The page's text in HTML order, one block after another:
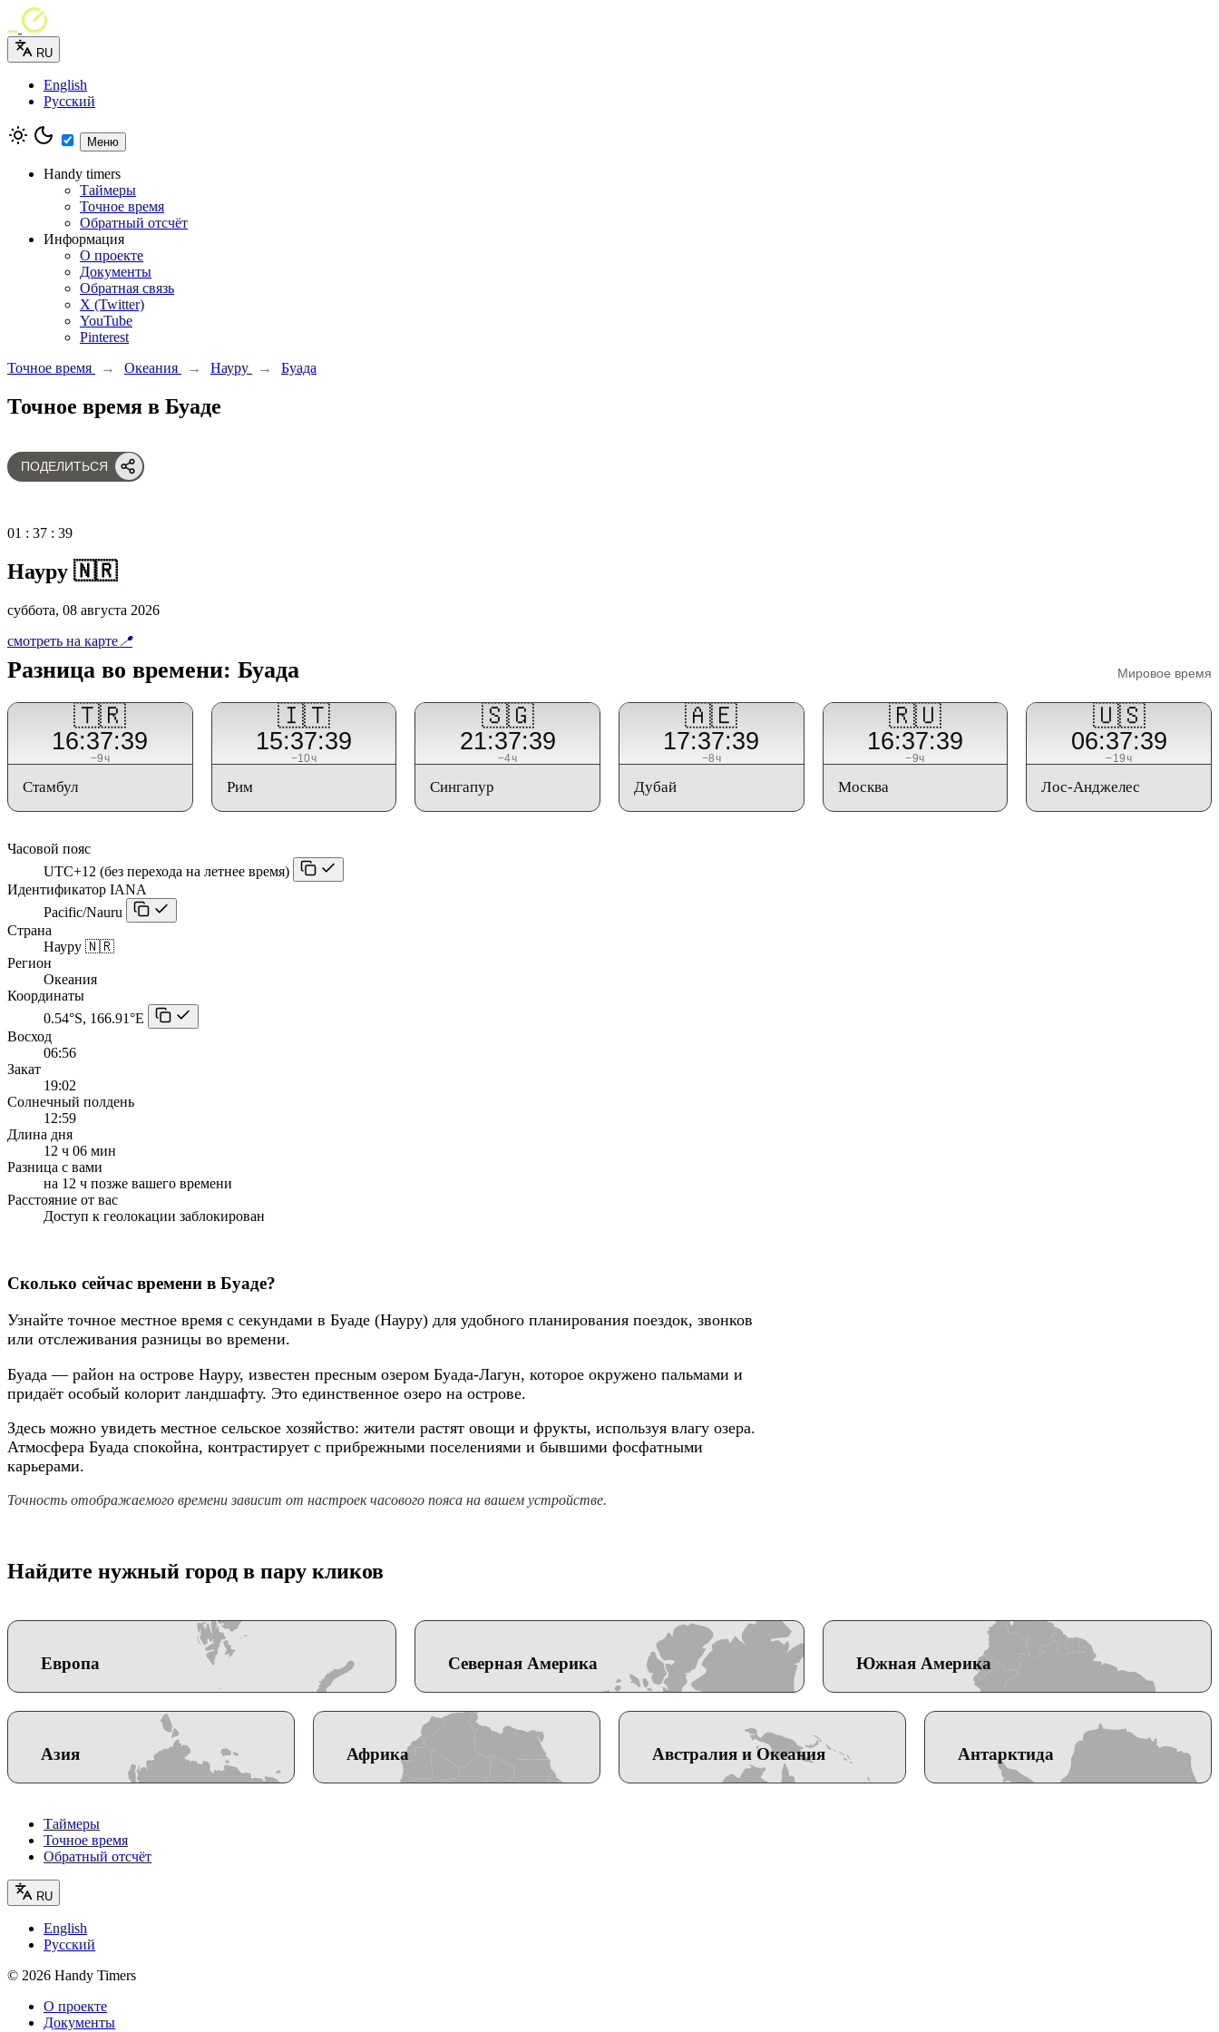
RU
English
Русский
Меню
Handy timers
Таймеры
Точное время
Обратный отсчёт
Информация
О проекте
Документы
Обратная связь
X (Twitter)
YouTube
Pinterest
Точное время
→ Океания → Науру → Буада
Точное время в Буаде
ПОДЕЛИТЬСЯ
01 : 37 : 39
Науру 🇳🇷
суббота, 08 августа 2026
смотреть на карте 📍
Разница во времени: Буада Мировое время
🇹🇷
16:37:39
−9ч
Стамбул
🇮🇹
15:37:39
−10ч
Рим
🇸🇬
21:37:39
−4ч
Сингапур
🇦🇪
17:37:39
−8ч
Дубай
🇷🇺
16:37:39
−9ч
Москва
🇺🇸
06:37:39
−19ч
Лос-Анджелес
Часовой пояс
UTC+12 (без перехода на летнее время)
Идентификатор IANA
Pacific/Nauru
Страна
Науру 🇳🇷
Регион
Океания
Координаты
0.54°S, 166.91°E
Восход
06:56
Закат
19:02
Солнечный полдень
12:59
Длина дня
12 ч 06 мин
Разница с вами
на 12 ч позже вашего времени
Расстояние от вас
Доступ к геолокации заблокирован
Сколько сейчас времени в Буаде?
Узнайте точное местное время с секундами в Буаде (Науру) для удобного планирования поездок, звонков
или отслеживания разницы во времени.
Буада — район на острове Науру, известен пресным озером Буада-Лагун, которое окружено пальмами и
придаёт особый колорит ландшафту. Это единственное озеро на острове.
Здесь можно увидеть местное сельское хозяйство: жители растят овощи и фрукты, используя влагу озера.
Атмосфера Буада спокойна, контрастирует с прибрежными поселениями и бывшими фосфатными
карьерами.
Точность отображаемого времени зависит от настроек часового пояса на вашем устройстве.
Найдите нужный город в пару кликов
Европа Северная Америка Южная Америка
Азия Африка Австралия и Океания Антарктида
Таймеры
Точное время
Обратный отсчёт
RU
English
Русский
© 2026 Handy Timers
О проекте
Документы